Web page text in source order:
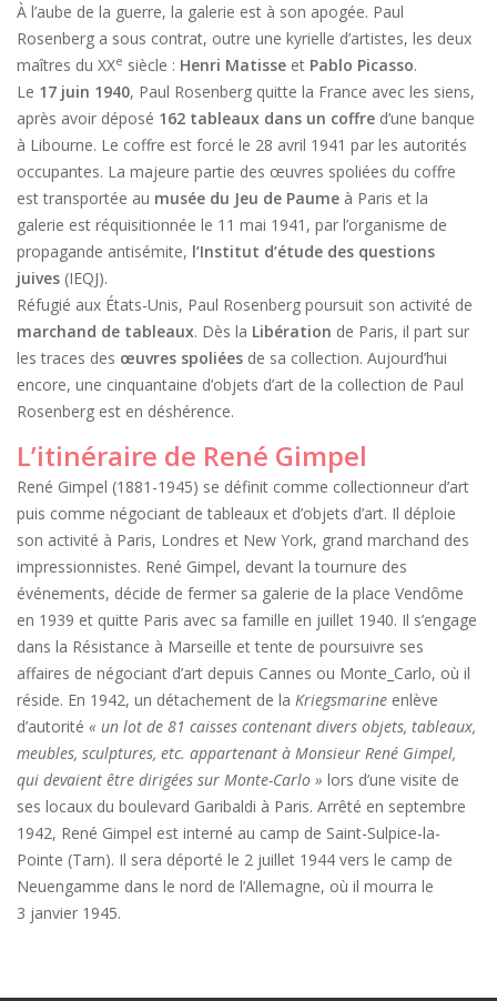
À l’aube de la guerre, la galerie est à son apogée. Paul
Rosenberg a sous contrat, outre une kyrielle d’artistes, les deux
maîtres du XXe siècle : Henri Matisse et Pablo Picasso.
Le 17 juin 1940, Paul Rosenberg quitte la France avec les siens,
après avoir déposé 162 tableaux dans un coffre d’une banque
à Libourne. Le coffre est forcé le 28 avril 1941 par les autorités
occupantes. La majeure partie des œuvres spoliées du coffre
est transportée au musée du Jeu de Paume à Paris et la
galerie est réquisitionnée le 11 mai 1941, par l’organisme de
propagande antisémite, l’Institut d’étude des questions
juives (IEQJ).
Réfugié aux États-Unis, Paul Rosenberg poursuit son activité de
marchand de tableaux. Dès la Libération de Paris, il part sur
les traces des œuvres spoliées de sa collection. Aujourd’hui
encore, une cinquantaine d’objets d’art de la collection de Paul
Rosenberg est en déshérence.
L’itinéraire de René Gimpel
René Gimpel (1881-1945) se définit comme collectionneur d’art
puis comme négociant de tableaux et d’objets d’art. Il déploie
son activité à Paris, Londres et New York, grand marchand des
impressionnistes. René Gimpel, devant la tournure des
événements, décide de fermer sa galerie de la place Vendôme
en 1939 et quitte Paris avec sa famille en juillet 1940. Il s’engage
dans la Résistance à Marseille et tente de poursuivre ses
affaires de négociant d’art depuis Cannes ou Monte_Carlo, où il
réside. En 1942, un détachement de la Kriegsmarine enlève
d’autorité « un lot de 81 caisses contenant divers objets, tableaux,
meubles, sculptures, etc. appartenant à Monsieur René Gimpel,
qui devaient être dirigées sur Monte-Carlo » lors d’une visite de
ses locaux du boulevard Garibaldi à Paris. Arrêté en septembre
1942, René Gimpel est interné au camp de Saint-Sulpice-la-
Pointe (Tarn). Il sera déporté le 2 juillet 1944 vers le camp de
Neuengamme dans le nord de l’Allemagne, où il mourra le
3 janvier 1945.